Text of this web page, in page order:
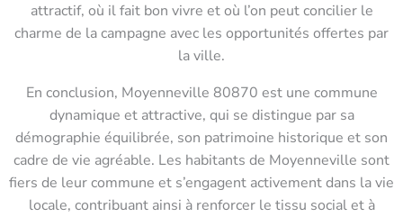
attractif, où il fait bon vivre et où l’on peut concilier le
charme de la campagne avec les opportunités offertes par
la ville.
En conclusion, Moyenneville 80870 est une commune
dynamique et attractive, qui se distingue par sa
démographie équilibrée, son patrimoine historique et son
cadre de vie agréable. Les habitants de Moyenneville sont
fiers de leur commune et s’engagent activement dans la vie
locale, contribuant ainsi à renforcer le tissu social et à